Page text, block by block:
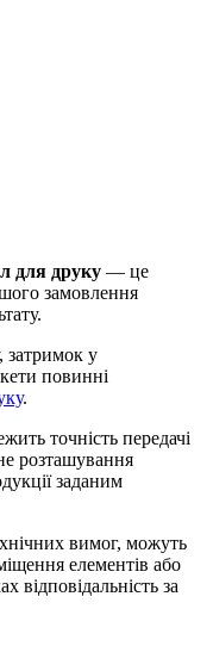
для друку — це
замовлення
затримок у
повинні
.
точність передачі
розташування
заданим
вимог, можуть
елементів або
відповідальність за